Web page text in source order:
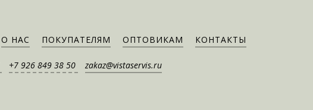
О НАС ПОКУПАТЕЛЯМ ОПТОВИКАМ КОНТАКТЫ
+7 926 849 38 50 zakaz@vistaservis.ru